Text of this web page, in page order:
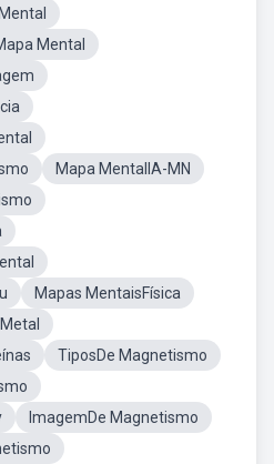
Mental
Mapa MentalIA-MN
Mapas MentaisFísica
TiposDe Magnetismo
ImagemDe Magnetismo